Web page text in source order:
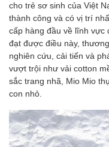
cho trẻ sơ sinh của Việt
thành công và có vị trí
cấp hàng đầu về lĩnh vực
đạt được điều này,
nghiên cứu, cải tiến và
vượt trội như vải cotton
sắc trang nhã, Mio Mio
con nhỏ.